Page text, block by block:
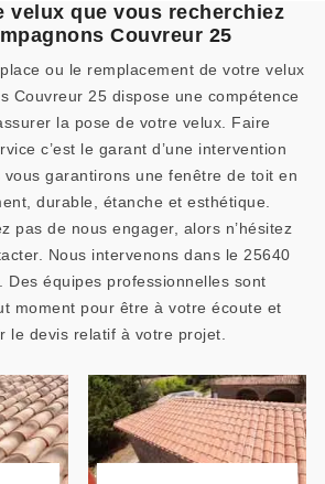
velux que vous recherchiez
Couvreur 25
ou le remplacement de votre velux
Couvreur 25 dispose une compétence
la pose de votre velux. Faire
c’est le garant d’une intervention
garantirons une fenêtre de toit en
durable, étanche et esthétique.
pas de nous engager, alors n’hésitez
Nous intervenons dans le 25640
Des équipes professionnelles sont
moment pour être à votre écoute et
le devis relatif à votre projet.